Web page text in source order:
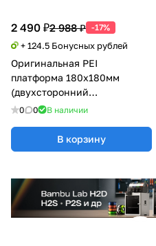
2 490 ₽2 988 ₽ -17%
+ 124.5 Бонусных рублей
Оригинальная PEI
платформа 180x180мм
(двухсторонний
текстурированный PEI)
0 0 В наличии
В корзину